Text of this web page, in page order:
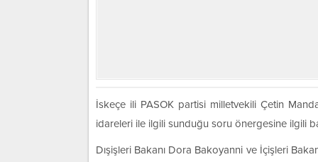
İskeçe ili PASOK partisi milletvekili Çetin
idareleri ile ilgili sunduğu soru önergesine ilgili
Dışişleri Bakanı Dora Bakoyanni ve İçişleri